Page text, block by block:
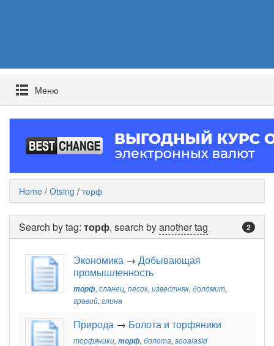
Mеню
Home / Otsing / торф
2
Search by tag: торф, search byanother tag
Экономика → Добывающая
промышленность
торф, сланец, песок, известняк, доломит,
гравий, глина
Природа → Болота и торфяники
торфяники, торф, болота, sooalasid